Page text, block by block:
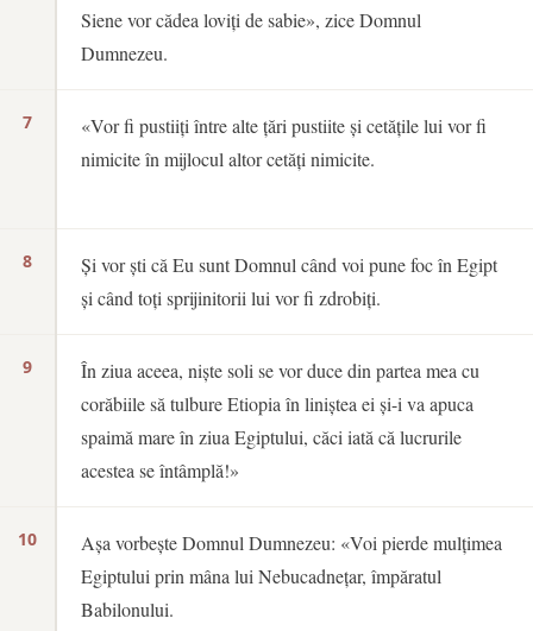
7
8
9
10
Siene vor cădea loviți de sabie», zice Domnul
Dumnezeu.
«Vor fi pustiiți între alte țări pustiite și cetățile lui vor fi
nimicite în mijlocul altor cetăți nimicite.
Și vor ști că Eu sunt Domnul când voi pune foc în Egipt
și când toți sprijinitorii lui vor fi zdrobiți.
În ziua aceea, niște soli se vor duce din partea mea cu
corăbiile să tulbure Etiopia în liniștea ei și-i va apuca
spaimă mare în ziua Egiptului, căci iată că lucrurile
acestea se întâmplă!»
Așa vorbește Domnul Dumnezeu: «Voi pierde mulțimea
Egiptului prin mâna lui Nebucadnețar, împăratul
Babilonului.